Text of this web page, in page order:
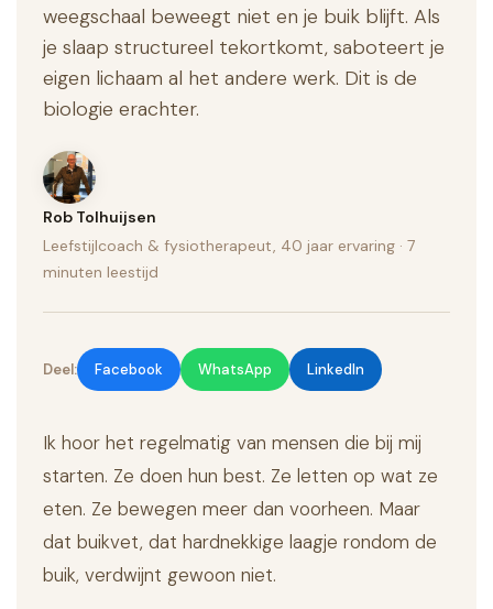
weegschaal beweegt niet en je buik blijft. Als
je slaap structureel tekortkomt, saboteert je
eigen lichaam al het andere werk. Dit is de
biologie erachter.
Rob Tolhuijsen
Leefstijlcoach & fysiotherapeut, 40 jaar ervaring · 7
minuten leestijd
Deel: Facebook WhatsApp LinkedIn
Ik hoor het regelmatig van mensen die bij mij
starten. Ze doen hun best. Ze letten op wat ze
eten. Ze bewegen meer dan voorheen. Maar
dat buikvet, dat hardnekkige laagje rondom de
buik, verdwijnt gewoon niet.